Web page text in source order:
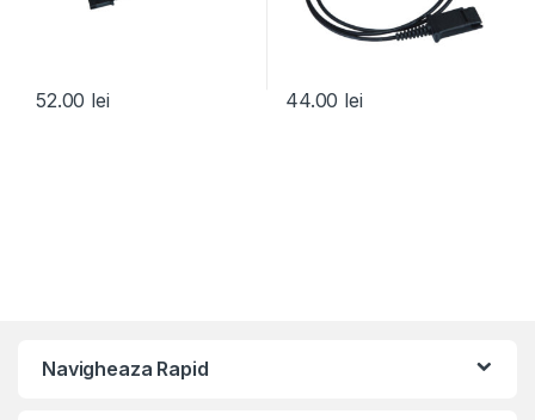
52.00 lei 44.00 lei
Navigheaza Rapid